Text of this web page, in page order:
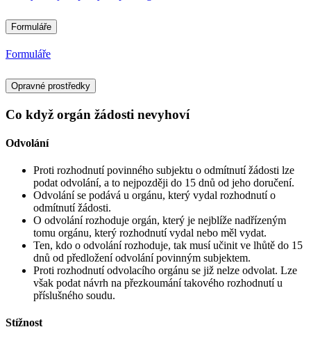
Formuláře
Formuláře
Opravné prostředky
Co když orgán žádosti nevyhoví
Odvolání
Proti rozhodnutí povinného subjektu o odmítnutí žádosti lze
podat odvolání, a to nejpozději do 15 dnů od jeho doručení.
Odvolání se podává u orgánu, který vydal rozhodnutí o
odmítnutí žádosti.
O odvolání rozhoduje orgán, který je nejblíže nadřízeným
tomu orgánu, který rozhodnutí vydal nebo měl vydat.
Ten, kdo o odvolání rozhoduje, tak musí učinit ve lhůtě do 15
dnů od předložení odvolání povinným subjektem.
Proti rozhodnutí odvolacího orgánu se již nelze odvolat. Lze
však podat návrh na přezkoumání takového rozhodnutí u
příslušného soudu.
Stížnost